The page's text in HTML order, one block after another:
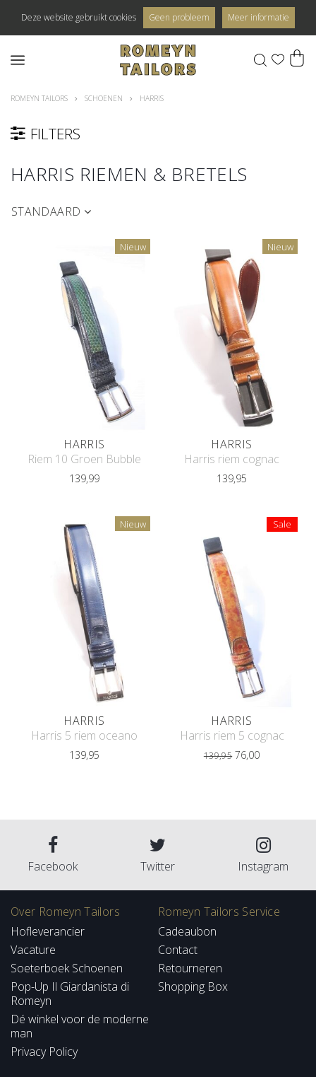
Deze website gebruikt cookies Geen probleem Meer informatie
0
ROMEYN TAILORS SCHOENEN HARRIS
FILTERS
HARRIS RIEMEN & BRETELS
STANDAARD
HARRIS
Riem 10 Groen Bubble
139,99
Nieuw
HARRIS
Harris riem cognac
139,95
Nieuw
HARRIS
Harris 5 riem oceano
139,95
Nieuw
HARRIS
Harris riem 5 cognac
139,95 76,00
Sale
Facebook Twitter Instagram
Over Romeyn Tailors
Hofleverancier
Vacature
Soeterboek Schoenen
Pop-Up Il Giardanista di
Romeyn
Dé winkel voor de moderne
man
Privacy Policy
Romeyn Tailors Service
Cadeaubon
Contact
Retourneren
Shopping Box